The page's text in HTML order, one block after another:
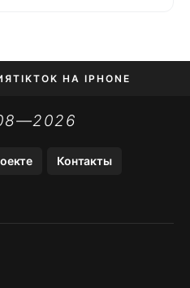
TIKTOK НА IPHONE
Контакты